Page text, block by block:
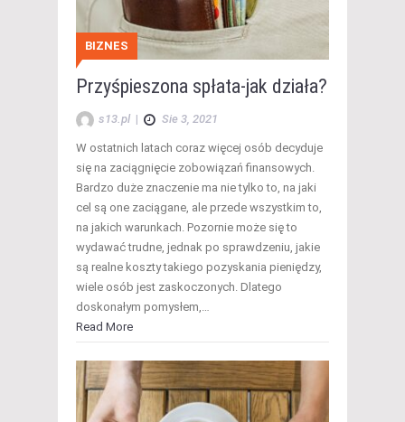
BIZNES
Przyśpieszona spłata-jak działa?
s13.pl | Sie 3, 2021
W ostatnich latach coraz więcej osób decyduje
się na zaciągnięcie zobowiązań finansowych.
Bardzo duże znaczenie ma nie tylko to, na jaki
cel są one zaciągane, ale przede wszystkim to,
na jakich warunkach. Pozornie może się to
wydawać trudne, jednak po sprawdzeniu, jakie
są realne koszty takiego pozyskania pieniędzy,
wiele osób jest zaskoczonych. Dlatego
doskonałym pomysłem,…
Read More